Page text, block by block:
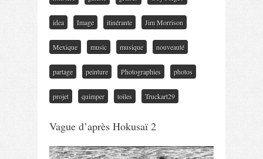
idea Image itinérante Jim Morrison
Mexique music musique nouveauté
partage peinture Photographies photos
projet quimper toiles Truckart29
Vague d’après Hokusaï 2